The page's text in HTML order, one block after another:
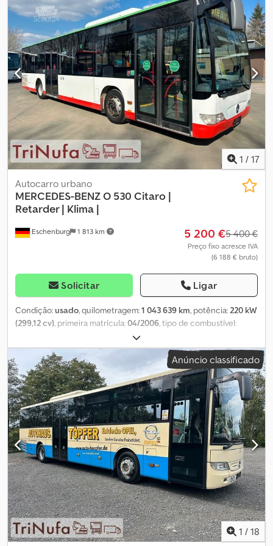
sofreu um acidente
, Mercedes-Benz O 530 Citaro | Ar
condicionado | Euro 6 | ? Ano de fabrico 2013 ? Motor MB 220 kW /
299 CV – 7698 cm³ – Euro 6 ? 534.842 km, livro de inspeção
disponível ? Ar condicionado ? ASR-ABS ? Volante multifunções ?
Caixa automática ? Rampa para cadeira de rodas ? 2x janelas
basculantes ? Aquecedor auxiliar Webasto Djdpfx Aey Uu
Rteiuokr ? 37 + 1 lugares sentados ? 69 lugares de pé ? Pneus
dianteiros aprox. 60% ? Pneus traseiros aprox. 50% Motor só
funciona com spray de arranque. Suspeita de problema na
injeção. Por conta de cliente. Alterações e erros reservados.
1 / 17
Eschenburg 1 813 km
Autocarro urbano
MERCEDES-BENZO 530 Citaro |
Retarder | Klima |
5 200 €5 400 €
Preço fixo acresce IVA
(6 188 € bruto)
Solicitar Ligar
Condição:usado, quilometragem:1 043 639 km, potência:220 kW
(299,12 cv), primeira matrícula:04/2006, tipo de combustível:
, tipo de engrenagem:
classe de emissão:Euro 4, cor:branco, travões:retardador, Ano
de fabrico:2006, Equipamento:
ABS, aquecedor estacionário, ar
condicionado, Mercedes-Benz O 530 Citaro | Retarder | Ar
condicionado | - Ano de fabrico 2006 - Motor MB 220 kW / 299 cv
– 11967 cm³ – Euro 4 - 1.043.639 km - Porta dupla dianteira - Caixa
automática - 2x janelas basculantes - Rampa para cadeira de
rodas - Retarder - Ar condicionado - Aquecimento estacionário
Webasto - Retrovisores externos ajustáveis e aquecidos
eletricamente - Vidros elétricos - 35 + 1 lugares sentados - 60
lugares em pé - Pneus dianteiros aprox. 50% - Pneus traseiros
aprox. 50% Por conta do cliente. Sujeito a alterações e erros.
Dedpfx Aey Uu Sdsiujkr
Anúncio classificado
1 / 18